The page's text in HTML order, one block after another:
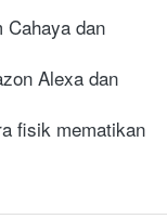
dan
Alexa dan
fisik mematikan